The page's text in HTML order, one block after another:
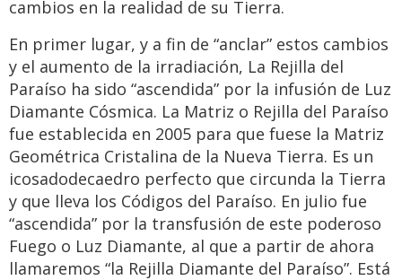
cambios en la realidad de su Tierra.
En primer lugar, y a fin de “anclar” estos cambios
y el aumento de la irradiación, La Rejilla del
Paraíso ha sido “ascendida” por la infusión de Luz
Diamante Cósmica. La Matriz o Rejilla del Paraíso
fue establecida en 2005 para que fuese la Matriz
Geométrica Cristalina de la Nueva Tierra. Es un
icosadodecaedro perfecto que circunda la Tierra
y que lleva los Códigos del Paraíso. En julio fue
“ascendida” por la transfusión de este poderoso
Fuego o Luz Diamante, al que a partir de ahora
llamaremos “la Rejilla Diamante del Paraíso”. Está